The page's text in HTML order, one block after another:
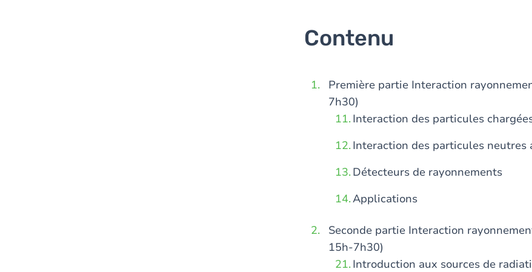
Contenu
Première partie Interaction
7h30)
Interaction des particules
Interaction des particules neutres
Détecteurs de rayonnements
Applications
Seconde partie Interaction
15h-7h30)
Introduction aux sources de